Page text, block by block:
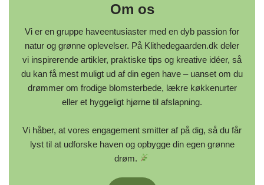
Om os
Vi er en gruppe haveentusiaster med en dyb passion for
natur og grønne oplevelser. På Klithedegaarden.dk deler
vi inspirerende artikler, praktiske tips og kreative idéer, så
du kan få mest muligt ud af din egen have – uanset om du
drømmer om frodige blomsterbede, lækre køkkenurter
eller et hyggeligt hjørne til afslapning.
Vi håber, at vores engagement smitter af på dig, så du får
lyst til at udforske haven og opbygge din egen grønne
drøm.